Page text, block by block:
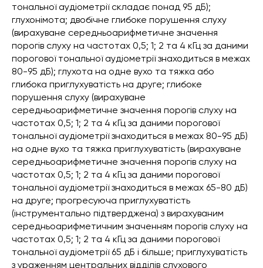
тональної аудіометрії складає понад 95 дБ);
глухонімота; двобічне глибоке порушення слуху
(вирахуване середньоарифметичне значення
порогів слуху на частотах 0,5; 1; 2 та 4 кГц за даними
порогової тональної аудіометрії знаходиться в межах
80-95 дБ); глухота на одне вухо та тяжка або
глибока приглухуватість на друге; глибоке
порушення слуху (вирахуване
середньоарифметичне значення порогів слуху на
частотах 0,5; 1; 2 та 4 кГц за даними порогової
тональної аудіометрії знаходиться в межах 80-95 дБ)
на одне вухо та тяжка приглухуватість (вирахуване
середньоарифметичне значення порогів слуху на
частотах 0,5; 1; 2 та 4 кГц за даними порогової
тональної аудіометрії знаходиться в межах 65-80 дБ)
на друге; прогресуюча приглухуватість
(інструментально підтверджена) з вирахуваним
середньоарифметичним значенням порогів слуху на
частотах 0,5; 1; 2 та 4 кГц за даними порогової
тональної аудіометрії 65 дБ і більше; приглухуватість
з ураженням центральних відділів слухового